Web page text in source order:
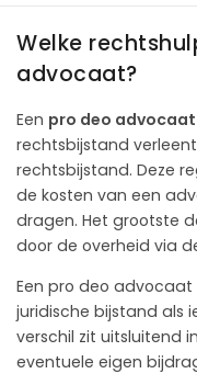
Welke
advocaat?
Een pro deo advocaat
rechtsbijstand
rechtsbijstand. Deze
de kosten van een
dragen. Het grootste
door de overheid via
Een pro deo
juridische bijstand als
verschil zit uitsluitend
eventuele eigen